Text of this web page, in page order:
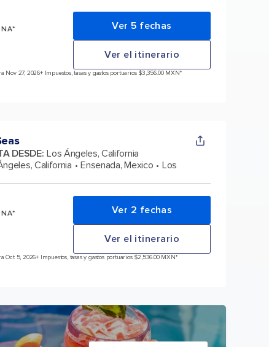
Ver 5 fechas
Ver el itinerario
Nov 27, 2026+ Impuestos, tasas y gastos portuarios $3,356.00 MXN*
DESDE: Los Ángeles, California
California Ensenada, Mexico
Los
Ver 2 fechas
Ver el itinerario
Oct 5, 2026+ Impuestos, tasas y gastos portuarios $2,536.00 MXN*